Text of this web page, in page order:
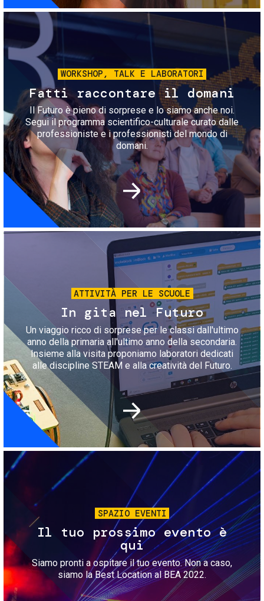
Immagine
WORKSHOP, TALK E LABORATORI
Fatti raccontare il domani
Il Futuro è pieno di sorprese e lo siamo anche noi.
Segui il programma scientifico-culturale curato dalle
professioniste e i professionisti del mondo di
domani.
Immagine
ATTIVITÀ PER LE SCUOLE
In gita nel Futuro
Un viaggio ricco di sorprese per le classi dall'ultimo
anno della primaria all'ultimo anno della secondaria.
Insieme alla visita proponiamo laboratori dedicati
alle discipline STEAM e alla creatività del Futuro.
Immagine
SPAZIO EVENTI
Il tuo prossimo evento è
qui
Siamo pronti a ospitare il tuo evento. Non a caso,
siamo la Best Location al BEA 2022.